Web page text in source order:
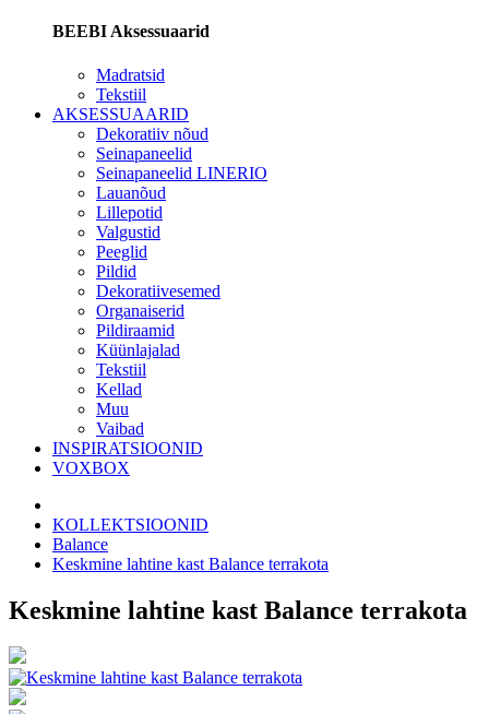
BEEBI Aksessuaarid
Madratsid
Tekstiil
AKSESSUAARID
Dekoratiiv nõud
Seinapaneelid
Seinapaneelid LINERIO
Lauanõud
Lillepotid
Valgustid
Peeglid
Pildid
Dekoratiivesemed
Organaiserid
Pildiraamid
Küünlajalad
Tekstiil
Kellad
Muu
Vaibad
INSPIRATSIOONID
VOXBOX
KOLLEKTSIOONID
Balance
Keskmine lahtine kast Balance terrakota
Keskmine lahtine kast Balance terrakota